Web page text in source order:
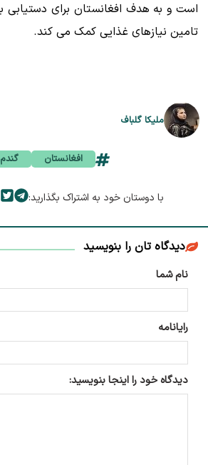
است و به هدف افغانستان برای دستیابی
تامین نیازهای غذایی کمک می کند.
ملیکا گلباف
افغانستان گندم
با دوستان خود به اشتراک بگذارید:
دیدگاه تان را بنویسید
نام شما
رایانامه
دیدگاه خود را اینجا بنویسید: